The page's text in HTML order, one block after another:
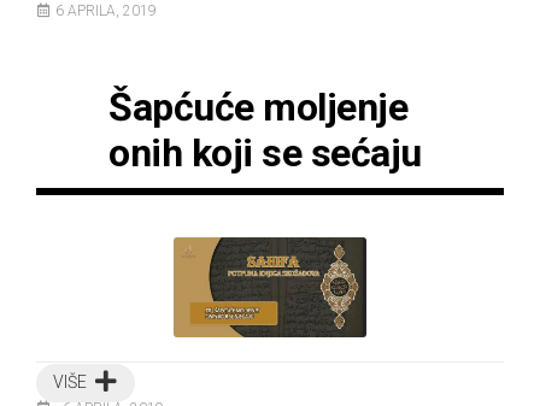
6 APRILA, 2019
Šapćuće moljenje
onih koji se sećaju
VIŠE